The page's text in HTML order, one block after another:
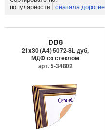
популярности сначала дорогие
DB8
21x30 (A4) 5072-8L дуб,
МДФ со стеклом
арт. 5-34802